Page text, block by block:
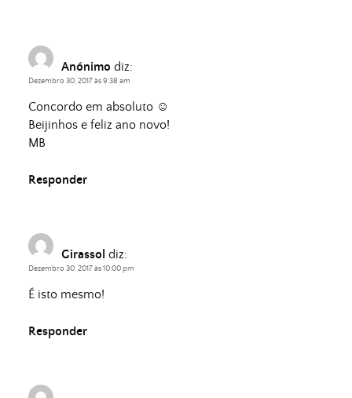
Anónimo diz:
Dezembro 30, 2017 às 9:38 am
Concordo em absoluto ☺️
Beijinhos e feliz ano novo!
MB
Responder
Girassol diz:
Dezembro 30, 2017 às 10:00 pm
É isto mesmo!
Responder